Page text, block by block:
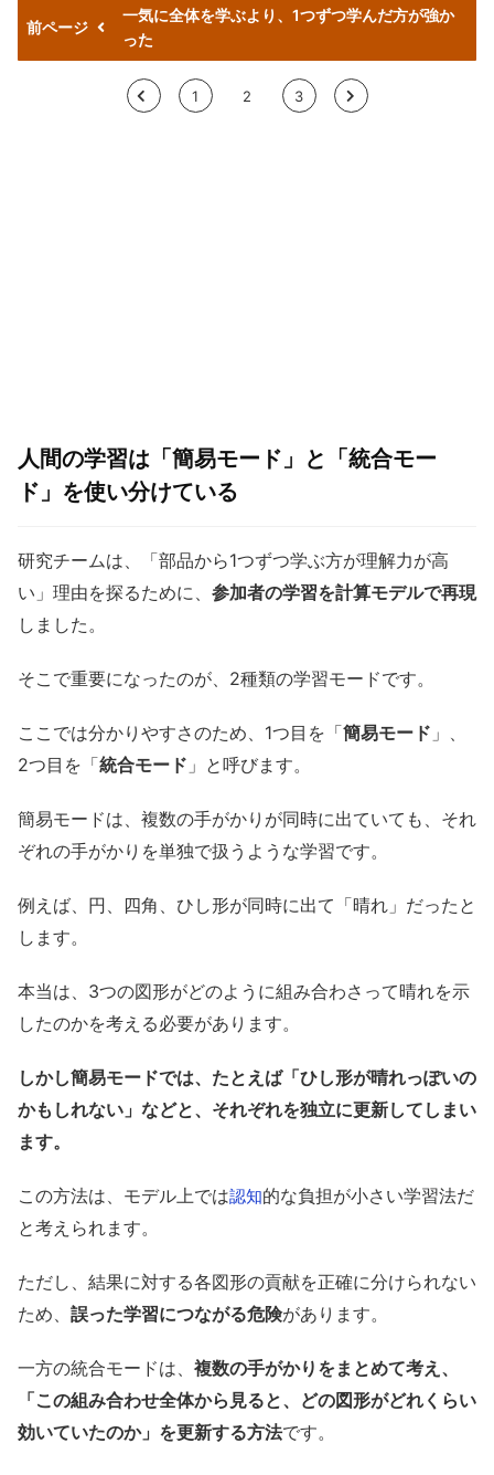
前ページ
一気に全体を学ぶより、1つずつ学んだ方が強か
った
< 1 2 3 >
人間の学習は「簡易モード」と「統合モー
ド」を使い分けている
研究チームは、「部品から1つずつ学ぶ方が理解力が高
い」理由を探るために、 参加者の学習を計算モデルで再現
しました。
そこで重要になったのが、2種類の学習モードです。
ここでは分かりやすさのため、1つ目を「簡易モード 」、
2つ目を「統合モード 」と呼びます。
簡易モードは、複数の手がかりが同時に出ていても、それ
ぞれの手がかりを単独で扱うような学習です。
例えば、円、四角、ひし形が同時に出て「晴れ」だったと
します。
本当は、3つの図形がどのように組み合わさって晴れを示
したのかを考える必要があります。
しかし簡易モードでは、たとえば「ひし形が晴れっぽいの
かもしれない」などと、それぞれを独立に更新してしまい
ます。
この方法は、モデル上では認知的な負担が小さい学習法だ
と考えられます。
ただし、結果に対する各図形の貢献を正確に分けられない
ため、 誤った学習につながる危険があります。
一方の統合モードは、 複数の手がかりをまとめて考え、
「この組み合わせ全体から見ると、どの図形がどれくらい
効いていたのか」を更新する方法です。